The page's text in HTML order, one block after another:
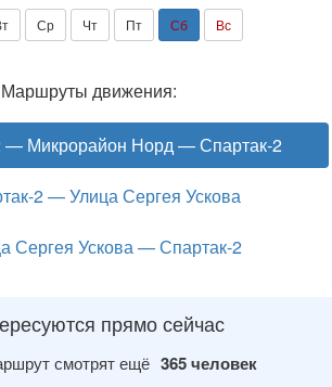
Ср Чт Пт Сб Вс
Маршруты движения:
— Микрорайон Норд — Спартак-2
2 — Улица Сергея Ускова
Сергея Ускова — Спартак-2
прямо сейчас
смотрят ещё 365 человек